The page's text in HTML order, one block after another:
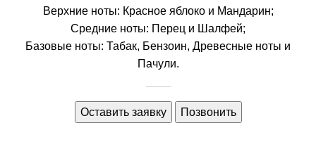
Верхние ноты: Красное яблоко и Мандарин;
Средние ноты: Перец и Шалфей;
Базовые ноты: Табак, Бензоин, Древесные ноты и
Пачули.
Оставить заявку Позвонить